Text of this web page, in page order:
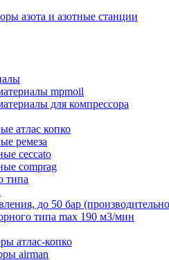
азота и азотные станции
mpmoil
для компрессора
атлас копко
ремеза
ceccato
comprag
типа
до 50 бар
типа max 190 м3/мин
атлас-копко
airman